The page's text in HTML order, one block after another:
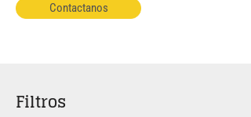
Contactanos
Filtros